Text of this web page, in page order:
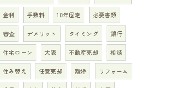
金利 手数料 10年固定 必要書類
審査 デメリット タイミング 銀行
住宅ローン 大阪 不動産売却 相談
住み替え 任意売却 離婚 リフォーム